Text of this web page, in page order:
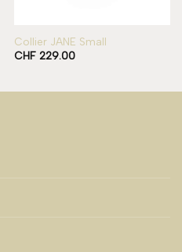
Collier JANE Small
CHF229.00